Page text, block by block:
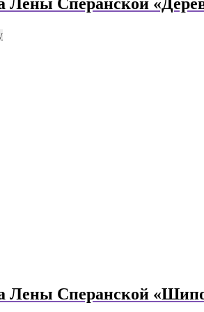
Лены Сперанской
Лены Сперанской